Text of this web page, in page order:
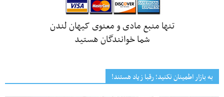
تنها منبع مادی و معنوی کیهان لندن
شما خوانندگان هستید
به بازار اطمینان نکنید؛ رقبا زیاد هستند!